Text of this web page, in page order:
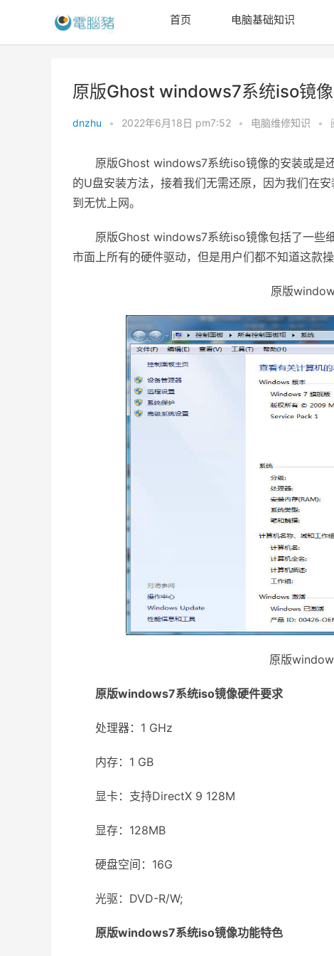
首页 电脑基础知识
原版Ghost windows7系统iso镜
dnzhu • 2022年6月18日 pm7:52 • 电脑维修知识 •
原版Ghost windows7系统iso镜像的安装或是还
的U盘安装方法，接着我们无需还原，因为我们在
到无忧上网。
原版Ghost windows7系统iso镜像包括了一些
市面上所有的硬件驱动，但是用户们都不知道这款
原版
原版
原版windows7系统iso镜像硬件要求
处理器：1 GHz
内存：1 GB
显卡：支持DirectX 9 128M
显存：128MB
硬盘空间：16G
光驱：DVD-R/W;
原版windows7系统iso镜像功能特色